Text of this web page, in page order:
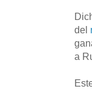
del
a